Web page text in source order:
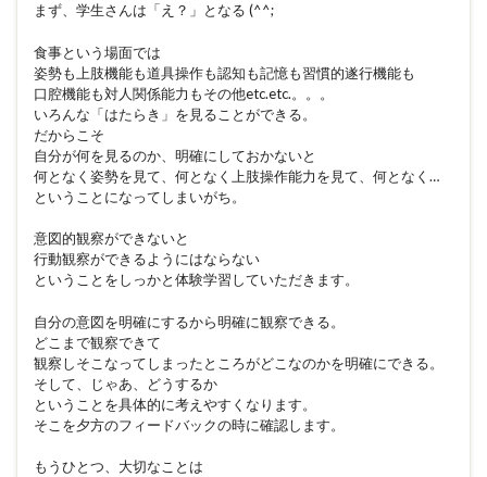
まず、学生さんは「え？」となる (^^;
食事という場面では
姿勢も上肢機能も道具操作も認知も記憶も習慣的遂行機能も
口腔機能も対人関係能力もその他etc.etc.。。。
いろんな「はたらき」を見ることができる。
だからこそ
自分が何を見るのか、明確にしておかないと
何となく姿勢を見て、何となく上肢操作能力を見て、何となく…
ということになってしまいがち。
意図的観察ができないと
行動観察ができるようにはならない
ということをしっかと体験学習していただきます。
自分の意図を明確にするから明確に観察できる。
どこまで観察できて
観察しそこなってしまったところがどこなのかを明確にできる。
そして、じゃあ、どうするか
ということを具体的に考えやすくなります。
そこを夕方のフィードバックの時に確認します。
もうひとつ、大切なことは